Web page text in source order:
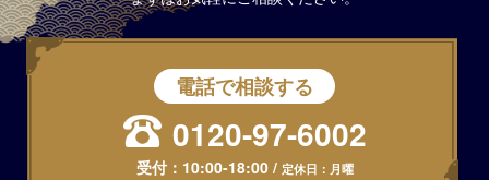
電話で相談する
0120-97-6002
受付： 10:00-18:00/ 定休日：月曜